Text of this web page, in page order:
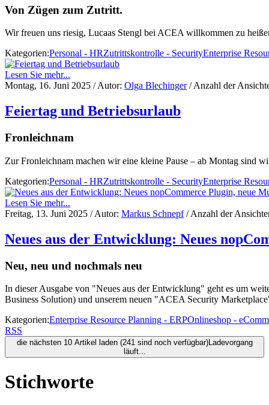
Von Zügen zum Zutritt.
Wir freuen uns riesig, Lucaas Stengl bei ACEA willkommen zu
Kategorien:Personal - HRZutrittskontrolle - SecurityEnterprise
Lesen Sie mehr...
Montag, 16. Juni 2025 / Autor: Olga Blechinger/ Anzahl der
Feiertag und Betriebsurlaub
Fronleichnam
Zur Fronleichnam machen wir eine kleine Pause – ab Montag sind
Kategorien:Personal - HRZutrittskontrolle - SecurityEnterprise
Lesen Sie mehr...
Freitag, 13. Juni 2025 / Autor: Markus Schnepf/ Anzahl der
Neues aus der Entwicklung: Neues
Neu, neu und nochmals neu
In dieser Ausgabe von "Neues aus der Entwicklung" geht es um
Business Solution) und unserem neuen "ACEA Security
Kategorien:Enterprise Resource Planning - ERPOnlineshop -
RSS
die nächsten 10 Artikel laden (241 sind noch verfügbar)Ladevorgang
läuft...
Stichworte